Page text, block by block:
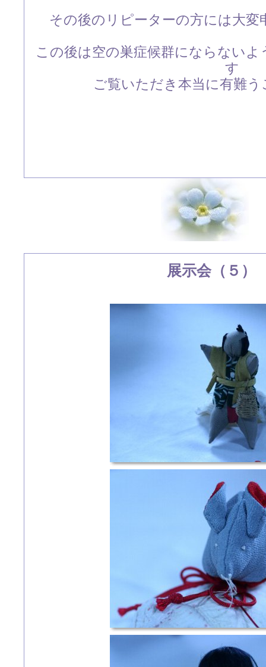
その後のリピーターの方には大
この後は空の巣症候群にならない
す
ご覧いただき本当に有難
展示会（５）